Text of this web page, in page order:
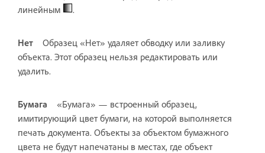
линейным
.
Нет
Образец «Нет» удаляет обводку или заливку
объекта. Этот образец нельзя редактировать или
удалить.
Бумага
«Бумага» — встроенный образец,
имитирующий цвет бумаги, на которой выполняется
печать документа. Объекты за объектом бумажного
цвета не будут напечатаны в местах, где объект